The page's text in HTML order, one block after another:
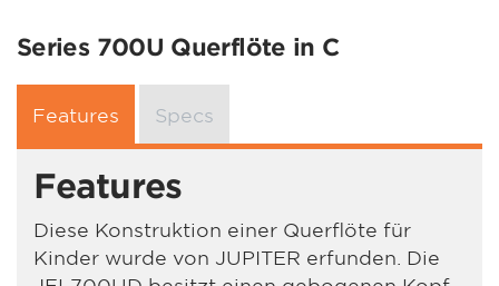
Series 700U Querflöte in C
Features Specs
Features
Diese Konstruktion einer Querflöte für
Kinder wurde von JUPITER erfunden. Die